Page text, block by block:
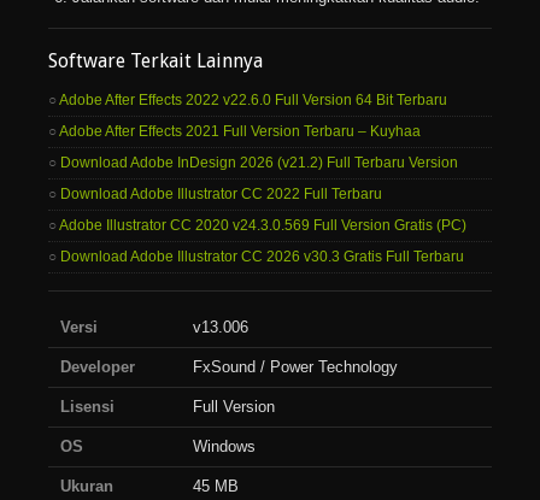
Software Terkait Lainnya
Adobe After Effects 2022 v22.6.0 Full Version 64 Bit Terbaru
Adobe After Effects 2021 Full Version Terbaru – Kuyhaa
Download Adobe InDesign 2026 (v21.2) Full Terbaru Version
Download Adobe Illustrator CC 2022 Full Terbaru
Adobe Illustrator CC 2020 v24.3.0.569 Full Version Gratis (PC)
Download Adobe Illustrator CC 2026 v30.3 Gratis Full Terbaru
Versi v13.006
Developer FxSound / Power Technology
Lisensi Full Version
OS Windows
Ukuran 45 MB